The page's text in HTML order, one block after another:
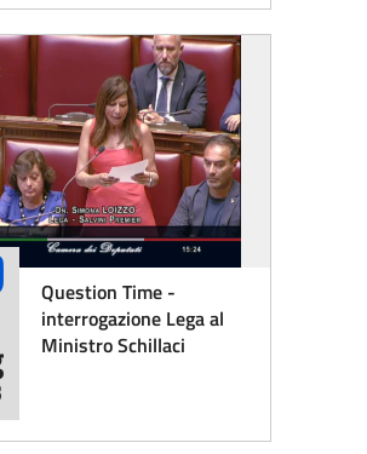
Question Time -
interrogazione Lega al
Ministro Schillaci